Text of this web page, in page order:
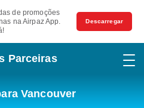
de promoções
na Airpaz App.
Descarregar
Parceiras
Vancouver